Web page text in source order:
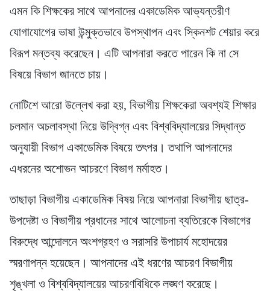
এমন কি শিক্ষকের সাথে আপনাদের একাডেমিক আভ্যন্তরীণ
যোগাযোগের ভাষা উন্মুক্তভাবে উপস্থাপন এবং স্কিনশট শেয়ার করে
বিরূপ মন্তব্য করেছেন। এটি আপনারা করতে পারেন কি না সে
বিষয়ে বিভাগ জানতে চায়।
নোটিশে আরো উল্লেখ করা হয়, বিভাগীয় শিক্ষকেরা অবশ্যই শিক্ষার
চলমান অচলাবস্থা নিয়ে উদ্বিগ্ন এবং বিশ্ববিদ্যালয়ের সিদ্ধান্ত
অনুযায়ী বিভাগ একাডেমিক বিষয়ে তৎপর। তথাপি আপনাদের
এধরনের অশোভন আচরণে বিভাগ মর্মাহত।
তাছাড়া বিভাগীয় একাডেমিক বিষয় নিয়ে আপনারা বিভাগীয় ছাত্র-
উপদেষ্টা ও বিভাগীয় প্রধানের সাথে আলোচনা ব্যতিরেকে বিভাগের
বিরুদ্ধে আন্দোলনে অংশগ্রহণ ও সরাসরি উপাচার্য মহোদয়ের
স্মরণাপন্ন হয়েছেন। আপনাদের এই ধরণের আচরণ বিভাগীয়
শৃঙ্খলা ও বিশ্ববিদ্যালয়ের আচরণবিধিকে লঙ্ঘণ করেছে।